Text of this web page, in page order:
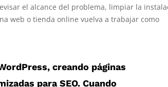
el alcance del problema, limpiar la
web o tienda online vuelva a trabajar como
, creando páginas
para SEO. Cuando